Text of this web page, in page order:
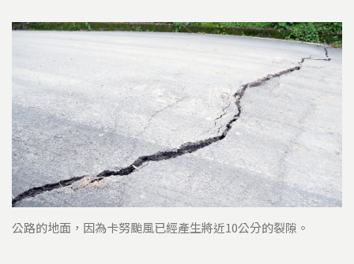
公路的地面，因為卡努颱風已經產生將近10公分的裂隙。